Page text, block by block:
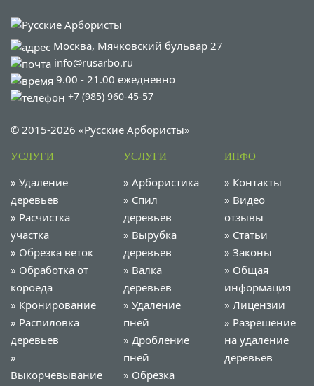
Москва, Мячковский бульвар 27
info@rusarbo.ru
9.00 - 21.00 ежедневно
+7 (985) 960-45-57
© 2015-2026 «Русские Арбористы»
УСЛУГИ
» Удаление
деревьев
» Расчистка
участка
» Обрезка веток
» Обработка от
короеда
» Кронирование
» Распиловка
деревьев
»
Выкорчевывание
УСЛУГИ
» Арбористика
» Спил
деревьев
» Вырубка
деревьев
» Валка
деревьев
» Удаление
пней
» Дробление
пней
» Обрезка
ИНФО
» Контакты
» Видео
отзывы
» Статьи
» Законы
» Общая
информация
» Лицензии
» Разрешение
на удаление
деревьев